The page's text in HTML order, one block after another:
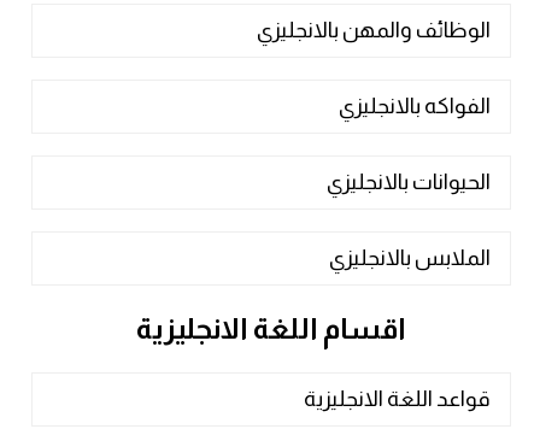
الوظائف والمهن بالانجليزي
الفواكه بالانجليزي
الحيوانات بالانجليزي
الملابس بالانجليزي
اقسام اللغة الانجليزية
قواعد اللغة الانجليزية